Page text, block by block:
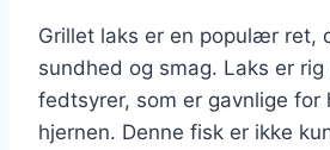
Grillet laks er en populær ret,
sundhed og smag. Laks er
fedtsyrer, som er gavnlige for
hjernen. Denne fisk er ikke